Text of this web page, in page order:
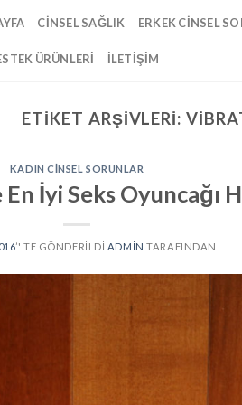
CINSEL SAĞLIK ERKEK CINSEL
ÜRÜNLERI İLETIŞIM
ETIKET ARŞIVLERI:
KADIN CINSEL SORUNLAR
İyi Seks Oyuncağı
’' TE GÖNDERILDI ADMIN TARAFINDAN